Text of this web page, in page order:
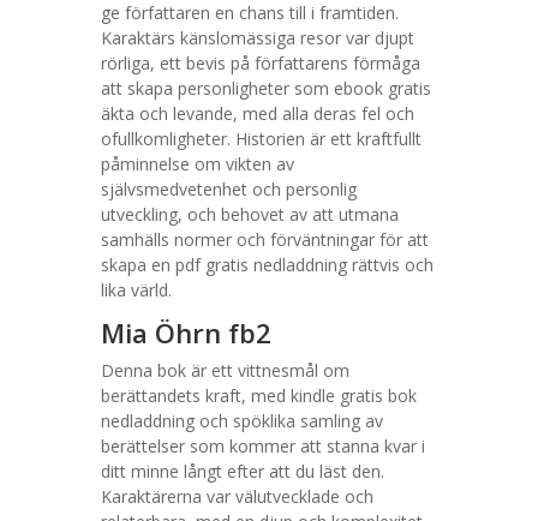
ge författaren en chans till i framtiden.
Karaktärs känslomässiga resor var djupt
rörliga, ett bevis på författarens förmåga
att skapa personligheter som ebook gratis
äkta och levande, med alla deras fel och
ofullkomligheter. Historien är ett kraftfullt
påminnelse om vikten av
självsmedvetenhet och personlig
utveckling, och behovet av att utmana
samhälls normer och förväntningar för att
skapa en pdf gratis nedladdning rättvis och
lika värld.
Mia Öhrn fb2
Denna bok är ett vittnesmål om
berättandets kraft, med kindle gratis bok
nedladdning och spöklika samling av
berättelser som kommer att stanna kvar i
ditt minne långt efter att du läst den.
Karaktärerna var välutvecklade och